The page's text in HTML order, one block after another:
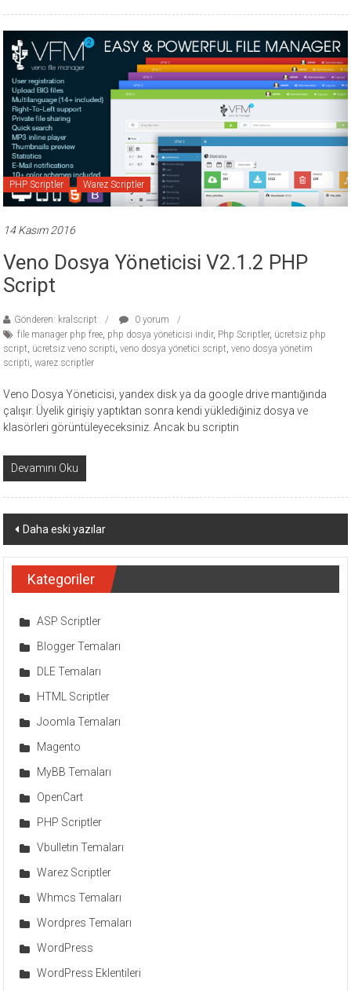
PHP Scriptler Warez Scriptler
14 Kasım 2016
Veno Dosya Yöneticisi V2.1.2 PHP
Script
Gönderen: kralscript
0 yorum
file manager php free php dosya yöneticisi indir, Php Scriptler, ücretsiz php
script ücretsiz veno scripti ,veno dosya yönetici script ,veno dosya yönetim
scripti ,warez scriptler
Veno Dosya Yöneticisi, yandex disk ya da google drive mantığında
çalışır. Üyelik girişiy yaptıktan sonra kendi yüklediğiniz dosya ve
klasörleri görüntüleyeceksiniz. Ancak bu scriptin
Devamını Oku
Yazı
dolaşımı
Daha eski yazılar
Kategoriler
ASP Scriptler
Blogger Temaları
DLE Temaları
HTML Scriptler
Joomla Temaları
Magento
MyBB Temaları
OpenCart
PHP Scriptler
Vbulletin Temaları
Warez Scriptler
Whmcs Temaları
Wordpres Temaları
WordPress
WordPress Eklentileri